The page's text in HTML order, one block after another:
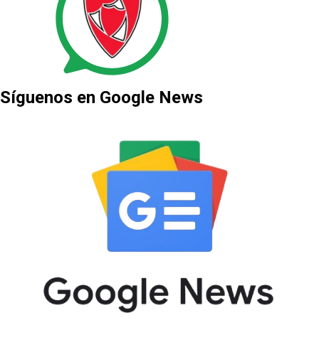
Síguenos en Google News